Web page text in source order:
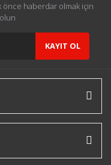
önce haberdar olmak için
KAYIT OL